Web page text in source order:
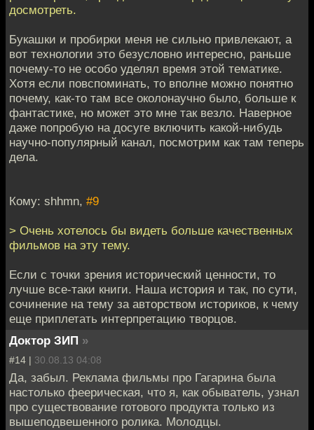
досмотреть.
Букашки и пробирки меня не сильно привлекают, а
вот технологии это безусловно интересно, раньше
почему-то не особо уделял время этой тематике.
Хотя если повспоминать, то вполне можно понятно
почему, как-то там все околонаучно было, больше к
фантастике, но может это мне так везло. Наверное
даже попробую на досуге включить какой-нибудь
научно-популярный канал, посмотрим как там теперь
дела.
Кому: shhmn, #9
> Очень хотелось бы видеть больше качественных
фильмов на эту тему.
Если с точки зрения исторический ценности, то
лучше все-таки книги. Наша история и так, по сути,
сочинение на тему за авторством историков, к чему
еще приплетать интерпретацию творцов.
Доктор ЗИП »
#14 | 30.08.13 04:08
Да, забыл. Реклама фильмы про Гагарина была
настолько феерическая, что я, как обыватель, узнал
про существование готового продукта только из
вышеподвешенного ролика. Молодцы.